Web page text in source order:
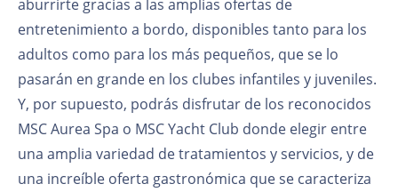
aburrirte gracias a las amplias ofertas de
entretenimiento a bordo, disponibles tanto para los
adultos como para los más pequeños, que se lo
pasarán en grande en los clubes infantiles y juveniles.
Y, por supuesto, podrás disfrutar de los reconocidos
MSC Aurea Spa o MSC Yacht Club donde elegir entre
una amplia variedad de tratamientos y servicios, y de
una increíble oferta gastronómica que se caracteriza